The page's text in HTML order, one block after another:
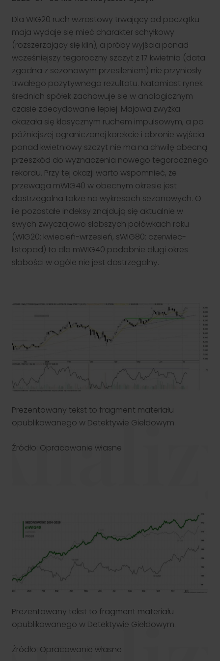
prywatnych – zarówno dla początkujących, jak i doświadczonych
Przejdź
Klient instytucjonalny
Wspieramy firmy i inwestorów profesjonalnych w skutecznym
zarządzaniu aktywami i realizacji strategii inwestycyjnych.
Indywidualne podejście, doradztwo, analizy
Przejdź
Klient korporacyjny
Pomagamy spółkom w pozyskaniu kapitału poprzez emisję
obligacji i akcji – na rynku publicznym i prywatnym. Kompleksowa
Przejdź
Przejdź
O Noble Securities
Misja
Misją Noble Securities jest wspieranie klientów w
podejmowaniu świadomych decyzji inwestycyjnych poprzez
profesjonalne doradztwo inwestycyjne, transparentne
rozwiązania i indywidualne podejście – na każdym etapie
drogi inwestora.
Bio
Noble Securities to dom maklerski z ponad 30-letnim
doświadczeniem – działamy na rynku kapitałowym
nieprzerwanie od 1994 roku, oferując klientom profesjonalne i
bezpieczne rozwiązania inwestycyjne.
Kariera
Dołącz do zespołu Noble Securities i rozwijaj karierę w
dynamicznym środowisku rynku kapitałowego, korzystając z
wiedzy ekspertów i ponad 30-letniego doświadczenia firmy.
Poznaj nas
Zarząd
Misja
Wyróżnienia
Wyniki naszych rekomendacji
Nasze oddziały
Zacznij od rachunku
Formularz kontaktowy
Grupa kapitałowa
Emitentów
Rekomendacje w ramach doradztwa
inwestycyjnego
Strategiczne spojrzenie na trendy rynkowe.
Noble Order
Sprawdź system powiadomień SMS, który najszybciej
poinformuje o wydanej dla Ciebie rekomendacji w ramach
doradztwa inwestycyjnego. Reaguj na trendy rynkowe,
Oferta
Zobacz co obecnie mamy w ofercie
Edukacja
Kompendium wiedzy
Materiały edukacyjne dla Klienta
NS Akademia
Webinary
Omawiamy aktualne wydarzenia rynkowe, strategie
inwestycyjne oraz praktyczne aspekty inwestowania –
wszystko w przystępnej i interaktywnej formie.
Blog NS
Cykl edukacyjny - Inwestowanie od podstaw. Zobacz odcinki!
Dla WIG20 ruch wzrostowy trwający od początku
maja wydaje się mieć charakter schyłkowy
(rozszerzający się klin), a próby wyjścia ponad
wcześniejszy tegoroczny szczyt z 17 kwietnia (data
zgodna z sezonowym przesileniem) nie przyniosły
trwałego pozytywnego rezultatu. Natomiast rynek
średnich spółek zachowuje się w analogicznym
czasie zdecydowanie lepiej. Majowa zwyżka
okazała się klasycznym ruchem impulsowym, a po
późniejszej ograniczonej korekcie i obronie wyjścia
ponad kwietniowy szczyt nie ma na chwilę obecną
przeszkód do wyznaczenia nowego tegorocznego
rekordu. Przy tej okazji warto wspomnieć, że
przewaga mWIG40 w obecnym okresie jest
dostrzegalna także na wykresach sezonowych. O
ile pozostałe indeksy znajdują się aktualnie w
swych zwyczajowo słabszych połówkach roku
(WIG20: kwiecień-wrzesień, sWIG80: czerwiec-
listopad) to dla mWIG40 podobnie długi okres
słabości w ogóle nie jest dostrzegalny.
Prezentowany tekst to fragment materiału
opublikowanego w Detektywie Giełdowym.
Źródło: Opracowanie własne
Prezentowany tekst to fragment materiału
opublikowanego w Detektywie Giełdowym.
Źródło: Opracowanie własne